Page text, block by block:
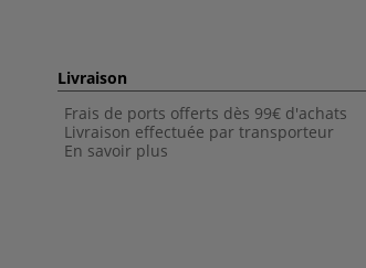
Livraison
Frais de ports offerts dès 99€ d'achats
Livraison effectuée par transporteur
En savoir plus